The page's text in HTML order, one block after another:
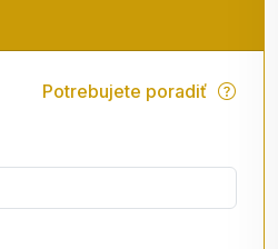
Potrebujete poradiť